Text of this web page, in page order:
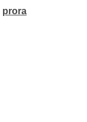
prora